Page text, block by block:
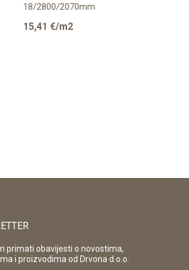
18/2800/2070mm
15,41 €/m2
primati obavijesti o novostima,
i proizvodima od Drvona d.o.o.